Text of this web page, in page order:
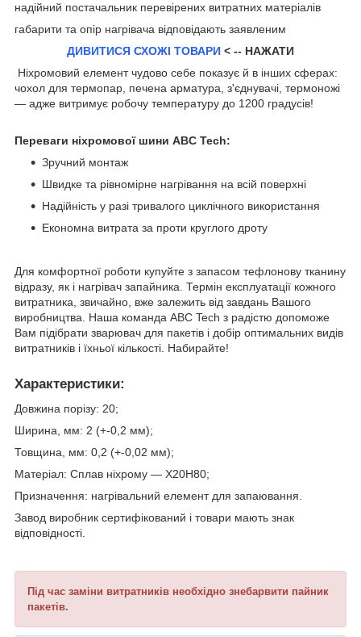
надійний постачальник перевірених витратних матеріалів
габарити та опір нагрівача відповідають заявленим
ДИВИТИСЯ СХОЖІ ТОВАРИ < -- НАЖАТИ
Ніхромовий елемент чудово себе показує й в інших сферах:
чохол для термопар, печена арматура, з'єднувачі, термоножі
— адже витримує робочу температуру до 1200 градусів!
Переваги ніхромової шини ABC Tech:
Зручний монтаж
Швидке та рівномірне нагрівання на всій поверхні
Надійність у разі тривалого циклічного використання
Економна витрата за проти круглого дроту
Для комфортної роботи купуйте з запасом тефлонову тканину
відразу, як і нагрівач запайника. Термін експлуатації кожного
витратника, звичайно, вже залежить від завдань Вашого
виробництва. Наша команда ABC Tech з радістю допоможе
Вам підібрати зварювач для пакетів і добір оптимальних видів
витратників і їхньої кількості. Набирайте!
Характеристики:
Довжина порізу: 20;
Ширина, мм: 2 (+-0,2 мм);
Товщина, мм: 0,2 (+-0,02 мм);
Матеріал: Сплав ніхрому — Х20Н80;
Призначення: нагрівальний елемент для запаювання.
Завод виробник сертифікований і товари мають знак
відповідності.
Під час заміни витратників необхідно знебарвити пайник
пакетів.